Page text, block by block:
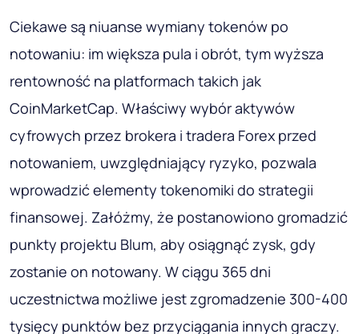
Ciekawe są niuanse wymiany tokenów po
notowaniu: im większa pula i obrót, tym wyższa
rentowność na platformach takich jak
CoinMarketCap. Właściwy wybór aktywów
cyfrowych przez brokera i tradera Forex przed
notowaniem, uwzględniający ryzyko, pozwala
wprowadzić elementy tokenomiki do strategii
finansowej. Załóżmy, że postanowiono gromadzić
punkty projektu Blum, aby osiągnąć zysk, gdy
zostanie on notowany. W ciągu 365 dni
uczestnictwa możliwe jest zgromadzenie 300-400
tysięcy punktów bez przyciągania innych graczy.